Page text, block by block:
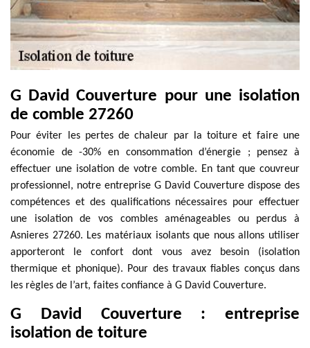
G David Couverture pour une isolation
de comble 27260
Pour éviter les pertes de chaleur par la toiture et faire une
économie de -30% en consommation d’énergie ; pensez à
effectuer une isolation de votre comble. En tant que couvreur
professionnel, notre entreprise G David Couverture dispose des
compétences et des qualifications nécessaires pour effectuer
une isolation de vos combles aménageables ou perdus à
Asnieres 27260. Les matériaux isolants que nous allons utiliser
apporteront le confort dont vous avez besoin (isolation
thermique et phonique). Pour des travaux fiables conçus dans
les règles de l’art, faites confiance à G David Couverture.
G David Couverture : entreprise
isolation de toiture